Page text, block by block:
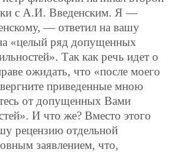
с А.И. Введенским. Я —
— ответил на вашу
«целый ряд допущенных
Так как речь идет о
ожидать, что «после моего
приведенные мною
от допущенных Вами
И что же? Вместо этого
рецензию отдельной
заявлением, что,